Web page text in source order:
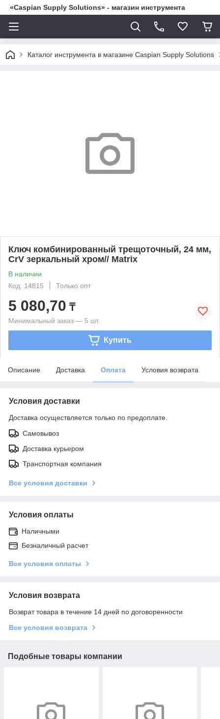
«Caspian Supply Solutions» - магазин инструмента
Каталог инструмента в магазине Caspian Supply Solutions
Ключ комбинированный трещоточный, 24 мм,
CrV зеркальный хром// Matrix
В наличии
Код: 14815
Только опт
5 080,70 ₸
Минимальный заказ — 5 шт.
Купить
Описание Доставка Оплата Условия возврата
Условия доставки
Доставка осуществляется только по предоплате.
Самовывоз
Доставка курьером
Транспортная компания
Все условия доставки
Условия оплаты
Наличными
Безналичный расчет
Все условия оплаты
Условия возврата
Возврат товара в течение 14 дней по договоренности
Все условия возврата
Подобные товары компании